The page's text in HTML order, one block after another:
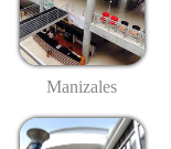
Manizales